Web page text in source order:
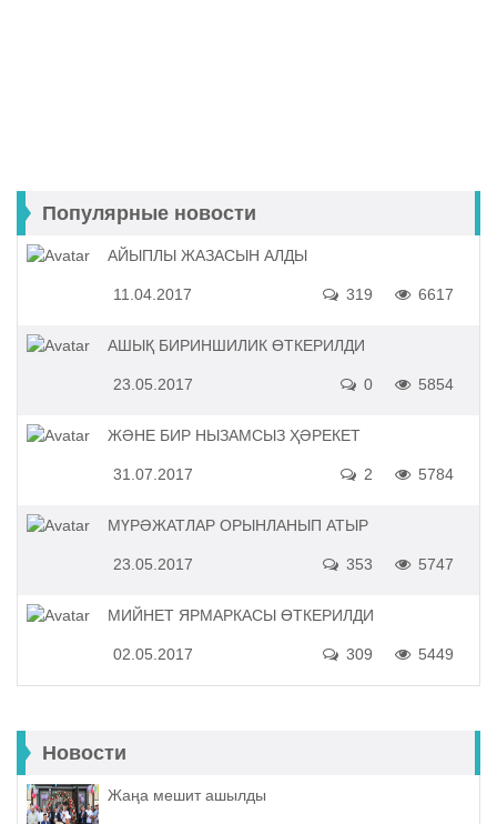
Популярные новости
АЙЫПЛЫ ЖАЗАСЫН АЛДЫ
11.04.2017 6617
319
АШЫҚ БИРИНШИЛИК ӨТКЕРИЛДИ
23.05.2017 5854
0
ЖӘНЕ БИР НЫЗАМСЫЗ ҲӘРЕКЕТ
31.07.2017 5784
2
МҮРӘЖАТЛАР ОРЫНЛАНЫП АТЫР
23.05.2017 5747
353
МИЙНЕТ ЯРМАРКАСЫ ӨТКЕРИЛДИ
02.05.2017 5449
309
Новости
Жаңа мешит ашылды